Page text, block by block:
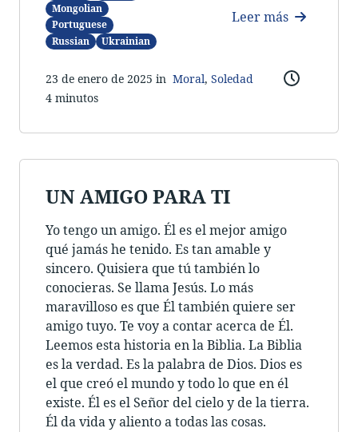
Mongolian
Portuguese
Russian
Ukrainian
Leer más
23 de enero de 2025 in Moral, Soledad
4 minutos
UN AMIGO PARA TI
Yo tengo un amigo. Él es el mejor amigo
qué jamás he tenido. Es tan amable y
sincero. Quisiera que tú también lo
conocieras. Se llama Jesús. Lo más
maravilloso es que Él también quiere ser
amigo tuyo. Te voy a contar acerca de Él.
Leemos esta historia en la Biblia. La Biblia
es la verdad. Es la palabra de Dios. Dios es
el que creó el mundo y todo lo que en él
existe. Él es el Señor del cielo y de la tierra.
Él da vida y aliento a todas las cosas.